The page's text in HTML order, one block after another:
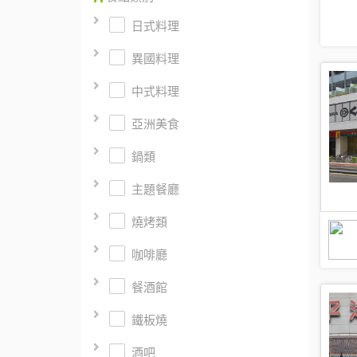
日式料理
異國料理
中式料理
亞洲美食
鍋類
主題餐廳
燒烤類
咖啡廳
餐酒館
鐵板燒
酒吧